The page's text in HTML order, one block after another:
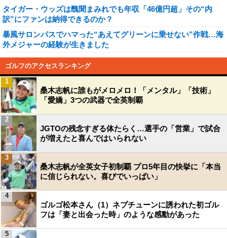
タイガー・ウッズは醜聞まみれでも年収「46億円超」その“内
訳”にファンは納得できるのか？
暴風サロンパスでハマった“あえてグリーンに乗せない”作戦…海
外メジャーの経験が生きました
ゴルフのアクセスランキング
桑木志帆に誰もがメロメロ！「メンタル」「技術」
「愛嬌」3つの武器で全英制覇
1
JGTOの残念すぎる体たらく…選手の「営業」で試合
が増えたと喜んではいられない
2
桑木志帆が全英女子初制覇 プロ5年目の快挙に「本当
に信じられない。喜びでいっぱい」
3
ゴルゴ松本さん（1）ネプチューンに誘われた初ゴル
フは「妻と出会った時」のような感動があった
4
5